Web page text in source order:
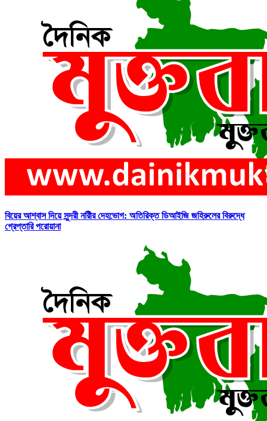
বিয়ের আশ্বাস দিয়ে সুন্দরী নরিীর দেহভোগ: অতিরিক্ত ডিআইজি জহিরুলের বিরুদ্ধে
গ্রেপ্তারি পরোয়ানা